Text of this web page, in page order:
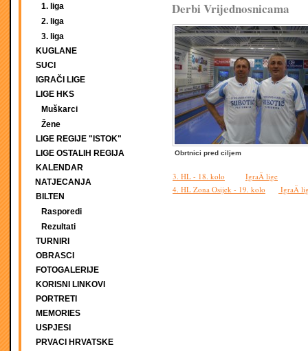
1. liga
2. liga
3. liga
KUGLANE
SUCI
IGRAČI LIGE
LIGE HKS
Muškarci
Žene
LIGE REGIJE "ISTOK"
LIGE OSTALIH REGIJA
KALENDAR
NATJECANJA
BILTEN
Rasporedi
Rezultati
TURNIRI
OBRASCI
FOTOGALERIJE
KORISNI LINKOVI
PORTRETI
MEMORIES
USPJESI
PRVACI HRVATSKE
Derbi Vrijednosnicama
Obrtnici pred ciljem
3. HL - 18. kolo
IgraÄ lige
4. HL Zona Osijek - 19. kolo
IgraÄ